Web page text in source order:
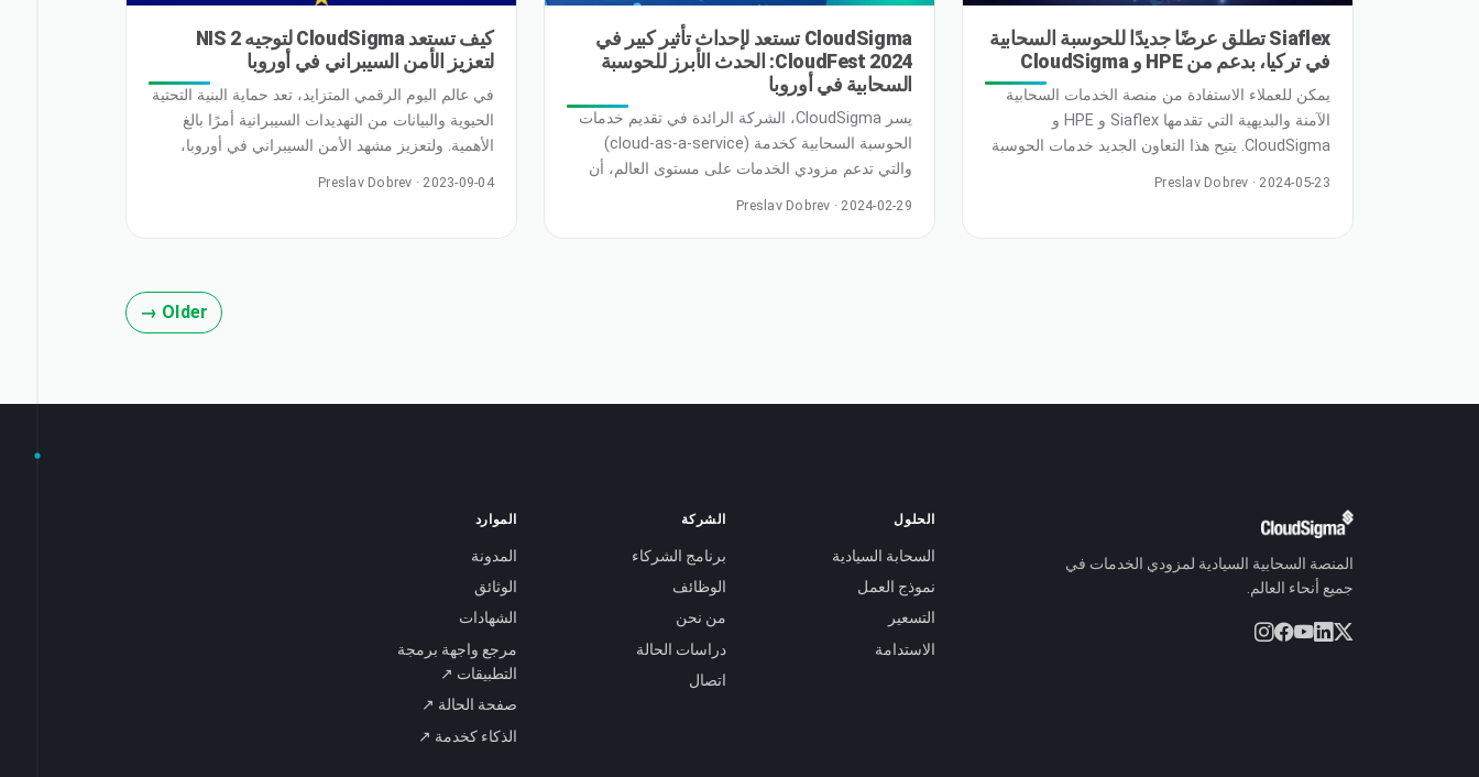
Siaflex تطلق عرضًا جديدًا للحوسبة السحابية
في تركيا، بدعم من HPE و CloudSigma
يمكن للعملاء الاستفادة من منصة الخدمات السحابية
الآمنة والبديهية التي تقدمها Siaflex و HPE و
CloudSigma. يتيح هذا التعاون الجديد خدمات الحوسبة
Preslav Dobrev · 2024-05-23
CloudSigma تستعد لإحداث تأثير كبير في
CloudFest 2024: الحدث الأبرز للحوسبة
السحابية في أوروبا
يسر CloudSigma، الشركة الرائدة في تقديم خدمات
الحوسبة السحابية كخدمة (cloud-as-a-service)
والتي تدعم مزودي الخدمات على مستوى العالم، أن
Preslav Dobrev · 2024-02-29
كيف تستعد CloudSigma لتوجيه NIS 2
لتعزيز الأمن السيبراني في أوروبا
في عالم اليوم الرقمي المتزايد، تعد حماية البنية التحتية
الحيوية والبيانات من التهديدات السيبرانية أمرًا بالغ
الأهمية. ولتعزيز مشهد الأمن السيبراني في أوروبا،
Preslav Dobrev · 2023-09-04
Older →
المنصة السحابية السيادية لمزودي الخدمات في
جميع أنحاء العالم.
الحلول
السحابة السيادية
نموذج العمل
التسعير
الاستدامة
الشركة
برنامج الشركاء
الوظائف
من نحن
دراسات الحالة
اتصال
الموارد
المدونة
الوثائق
الشهادات
مرجع واجهة برمجة
التطبيقات ↗
صفحة الحالة ↗
الذكاء كخدمة ↗